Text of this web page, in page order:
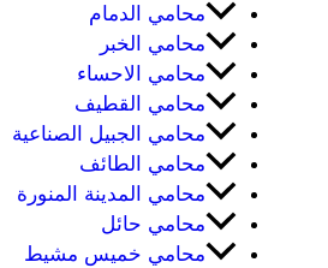
محامي الدمام
محامي الخبر
محامي الاحساء
محامي القطيف
محامي الجبيل الصناعية
محامي الطائف
محامي المدينة المنورة
محامي حائل
محامي خميس مشيط